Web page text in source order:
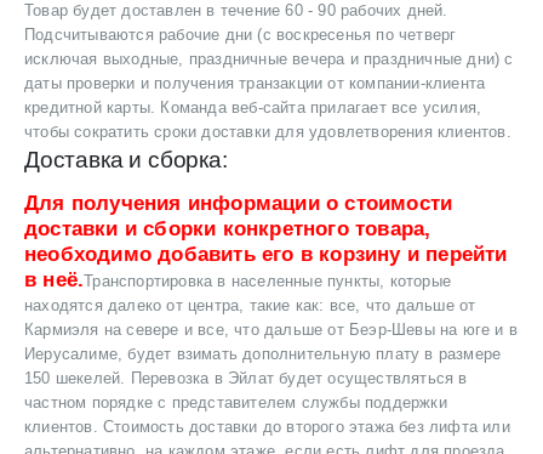
Товар будет доставлен в течение 60 - 90 рабочих дней.
Подсчитываются рабочие дни (с воскресенья по четверг
исключая выходные, праздничные вечера и праздничные дни) с
даты проверки и получения транзакции от компании-клиента
кредитной карты. Команда веб-сайта прилагает все усилия,
чтобы сократить сроки доставки для удовлетворения клиентов.
Доставка и сборка:
Для получения информации о стоимости
доставки и сборки конкретного товара,
необходимо добавить его в корзину и перейти
в неё.Транспортировка в населенные пункты, которые
находятся далеко от центра, такие как: все, что дальше от
Кармиэля на севере и все, что дальше от Беэр-Шевы на юге и в
Иерусалиме, будет взимать дополнительную плату в размере
150 шекелей. Перевозка в Эйлат будет осуществляться в
частном порядке с представителем службы поддержки
клиентов. Стоимость доставки до второго этажа без лифта или